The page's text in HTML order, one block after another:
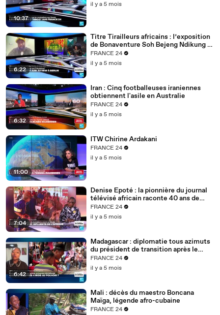
10:37
il y a 5 mois
6:22
Titre Tirailleurs africains : l’exposition
de Bonaventure Soh Bejeng Ndikung à
Berlin
FRANCE 24
il y a 5 mois
6:32
Iran : Cinq footballeuses iraniennes
obtiennent l'asile en Australie
FRANCE 24
il y a 5 mois
11:00
ITW Chirine Ardakani
FRANCE 24
il y a 5 mois
7:04
Denise Epoté : la pionnière du journal
télévisé africain raconte 40 ans de
carrière
FRANCE 24
il y a 5 mois
6:42
Madagascar : diplomatie tous azimuts
du président de transition après le
putsch
FRANCE 24
il y a 5 mois
Mali : décès du maestro Boncana
Maïga, légende afro-cubaine
FRANCE 24